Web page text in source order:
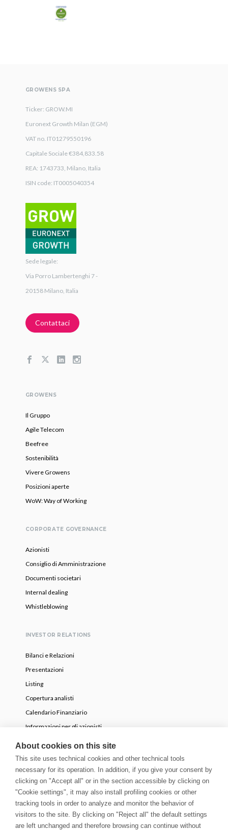
GROWENS SPA
Ticker: GROW.MI
Euronext Growth Milan (EGM)
VAT no. IT01279550196
Capitale Sociale €384,833.58
REA: 1743733, Milano, Italia
ISIN code: IT0005040354
Sede legale:
Via Porro Lambertenghi 7 -
20158 Milano, Italia
Contattaci
GROWENS
Il Gruppo
Agile Telecom
Beefree
Sostenibilità
Vivere Growens
Posizioni aperte
WoW: Way of Working
CORPORATE GOVERNANCE
Azionisti
Consiglio di Amministrazione
Documenti societari
Internal dealing
Whistleblowing
INVESTOR RELATIONS
Bilanci e Relazioni
Presentazioni
Listing
Copertura analisti
Calendario Finanziario
Informazioni per gli azionisti
OPA volontaria parziale
NEWS
Comunicati Stampa
Storie
Innovation Blog
About cookies on this site
This site uses technical cookies and other technical tools
necessary for its operation. In addition, if you give your consent by
clicking on "Accept all" or in the section accessible by clicking on
"Cookie settings", it may also install profiling cookies or other
tracking tools in order to analyze and monitor the behavior of
visitors to the site. By clicking on "Reject all" the default settings
are left unchanged and therefore browsing can continue without